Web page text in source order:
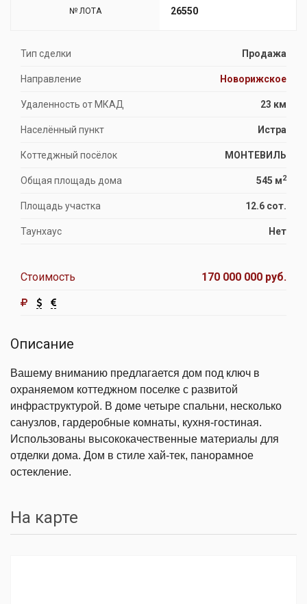
№ ЛОТА 26550
Тип сделки Продажа
Направление Новорижское
Удаленность от МКАД 23 км
Населённый пункт Истра
Коттеджный посёлок МОНТЕВИЛЬ
Общая площадь дома 545 м2
Площадь участка 12.6 сот.
Таунхаус Нет
Стоимость 170 000 000 руб.
Описание
Вашему вниманию предлагается дом под ключ в
охраняемом коттеджном поселке с развитой
инфраструктурой. В доме четыре спальни, несколько
санузлов, гардеробные комнаты, кухня-гостиная.
Использованы высококачественные материалы для
отделки дома. Дом в стиле хай-тек, панорамное
остекление.
На карте